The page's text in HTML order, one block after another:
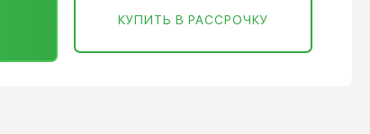
КУПИТЬ В РАССРОЧКУ